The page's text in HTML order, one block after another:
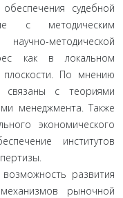
судебной
с методическим
методической
как в локальном
По мнению
связаны с теориями
менеджмента. Также
экономического
институтов
развития
рыночной